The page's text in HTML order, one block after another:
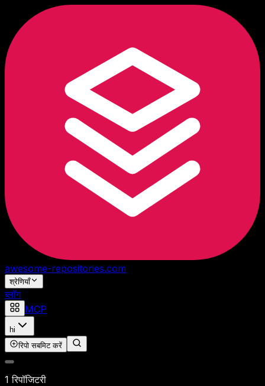
awesome-repositories.com
श्रेणियाँ
ब्लॉग
MCP
hi
रिपो सबमिट करें
1 रिपॉजिटरी